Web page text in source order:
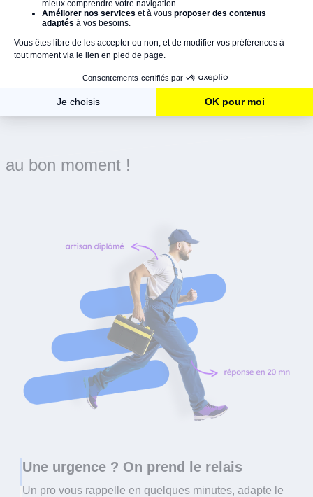
au bon moment !
Une urgence ? On prend le relais
Un pro vous rappelle en quelques minutes, adapte le